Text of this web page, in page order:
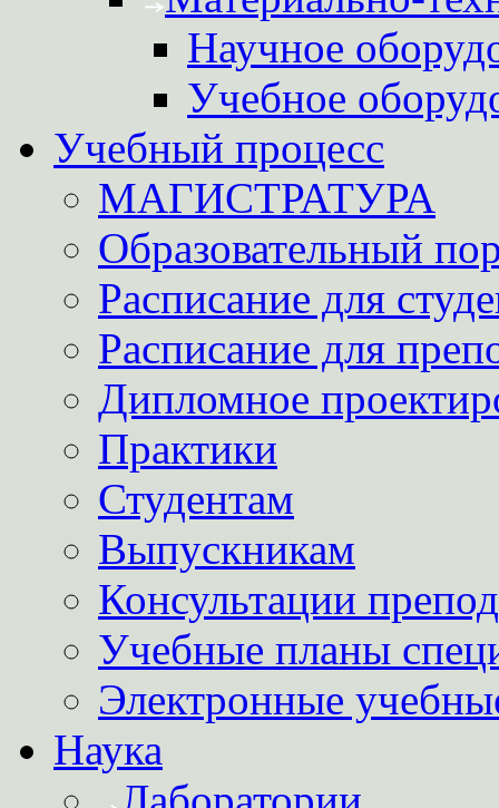
Научное
Учебное
Учебный процесс
МАГИСТРАТУРА
Образовательный
Расписание для
Расписание для
Дипломное
Практики
Студентам
Выпускникам
Консультации
Учебные планы
Электронные
Наука